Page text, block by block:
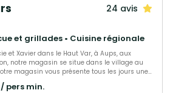
24 avis
et grillades • Cuisine régionale
et Xavier dans le Haut Var, à Aups, aux
notre magasin se situe dans le village au
de l'entrée au dessert, nous vous proposons
toutes vos réceptions, mariages, cocktails,
pers min.